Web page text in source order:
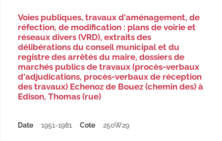
Voies publiques, travaux d'aménagement, de
réfection, de modification : plans de voirie et
réseaux divers (VRD), extraits des
délibérations du conseil municipal et du
registre des arrêtés du maire, dossiers de
marchés publics de travaux (procès-verbaux
d'adjudications, procès-verbaux de réception
des travaux) Echenoz de Bouez (chemin des) à
Edison, Thomas (rue)
Date 1951-1981 Cote 250W29